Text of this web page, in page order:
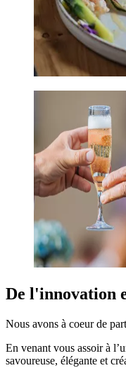
De l'innovation
Nous avons à coeur de
En venant vous assoir à
savoureuse, élégante et